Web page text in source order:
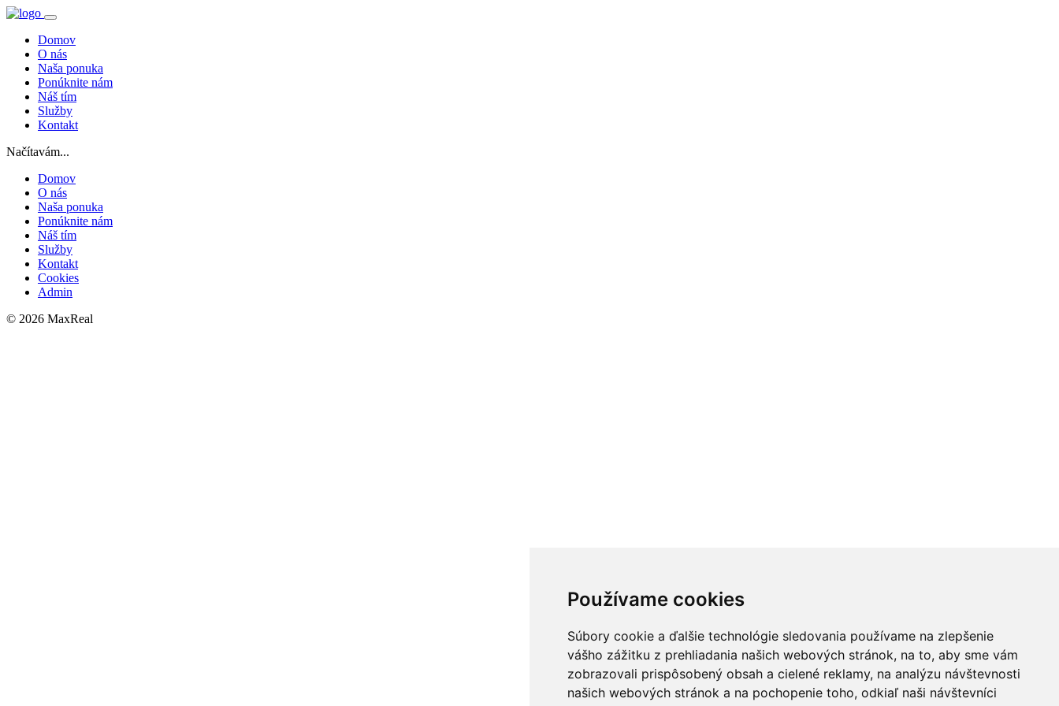
Používame cookies
Súbory cookie a ďalšie technológie sledovania používame na zlepšenie
vášho zážitku z prehliadania našich webových stránok, na to, aby sme vám
zobrazovali prispôsobený obsah a cielené reklamy, na analýzu návštevnosti
našich webových stránok a na pochopenie toho, odkiaľ naši návštevníci
Domov
O nás
Naša ponuka
Ponúknite nám
Náš tím
Služby
Kontakt
Načítavám...
Domov
O nás
Naša ponuka
Ponúknite nám
Náš tím
Služby
Kontakt
Cookies
Admin
© 2026 MaxReal